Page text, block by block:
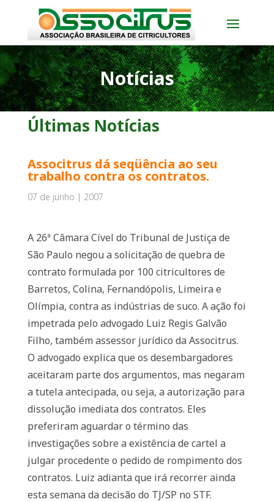
Notícias
Últimas Notícias
Associtrus dá seqüência ao seu
trabalho contra os contratos.
07 de junho | 2007
A 26ª Câmara Cível do Tribunal de Justiça de
São Paulo negou a solicitação de quebra de
contrato formulada por 100 citricultores de
Barretos, Colina, Fernandópolis, Limeira e
Olímpia, contra as indústrias de suco. A ação foi
impetrada pelo advogado Luiz Regis Galvão
Filho, também assessor jurídico da Associtrus.
O advogado explica que os desembargadores
aceitaram parte dos argumentos, mas negaram
a tutela antecipada, ou seja, a autorização para
dissolução imediata dos contratos. Eles
preferiram aguardar o término das
investigações sobre a existência de cartel a
julgar procedente o pedido de rompimento dos
contratos. Luiz adianta que irá recorrer ainda
esta semana da decisão do TJ/SP no STF.